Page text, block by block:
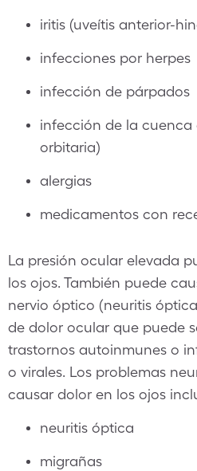
iritis (uveítis anterior-
infecciones por herpes
infección de párpados
infección de la cuenca
orbitaria)
alergias
medicamentos con
La presión ocular elevada
los ojos. También puede
nervio óptico (neuritis
de dolor ocular que puede
trastornos autoinmunes o
o virales. Los problemas
causar dolor en los ojos
neuritis óptica
migrañas